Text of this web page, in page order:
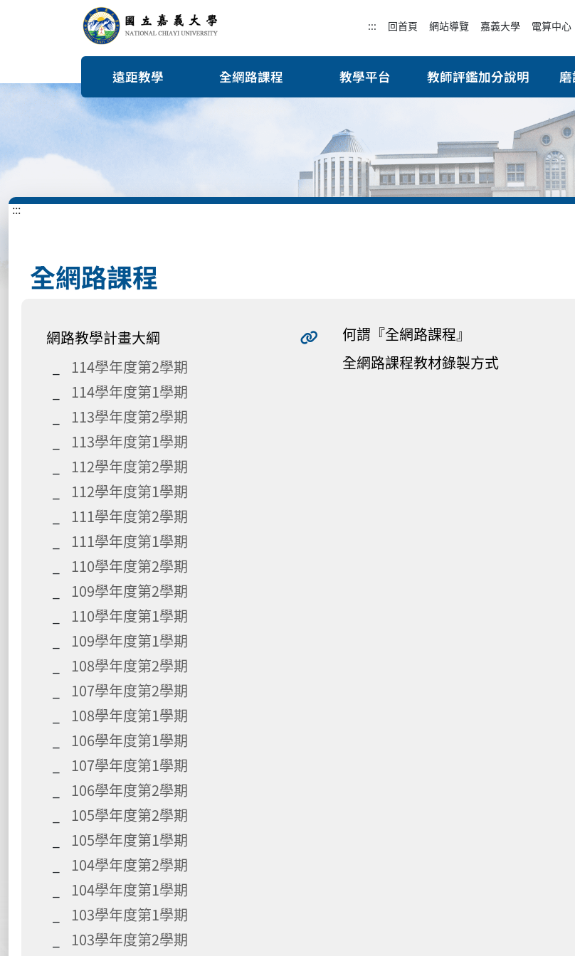
::: 回首頁 網站導覽 嘉義大學 電算中心
遠距教學 全網路課程 教學平台 教師評鑑加分說明
:::
全網路課程
網路教學計畫大綱
114學年度第2學期
114學年度第1學期
113學年度第2學期
113學年度第1學期
112學年度第2學期
112學年度第1學期
111學年度第2學期
111學年度第1學期
110學年度第2學期
109學年度第2學期
110學年度第1學期
109學年度第1學期
108學年度第2學期
107學年度第2學期
108學年度第1學期
106學年度第1學期
107學年度第1學期
106學年度第2學期
105學年度第2學期
105學年度第1學期
104學年度第2學期
104學年度第1學期
103學年度第1學期
103學年度第2學期
何謂『全網路課程』
全網路課程教材錄製方式